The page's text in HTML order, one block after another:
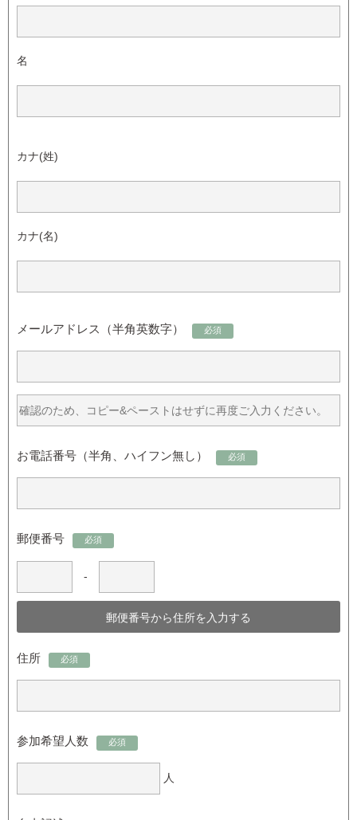
名
カナ(姓)
カナ(名)
メールアドレス（半角英数字） 必須
お電話番号（半角、ハイフン無し） 必須
郵便番号 必須
-
住所 必須
参加希望人数 必須
人